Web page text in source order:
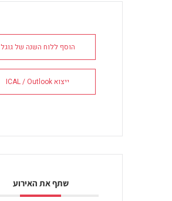
הוסף ללוח השנה של גוגל
ייצוא ICAL / Outlook
שתף את האירוע